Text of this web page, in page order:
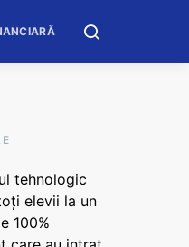
tehnologic
elevii la un
100%